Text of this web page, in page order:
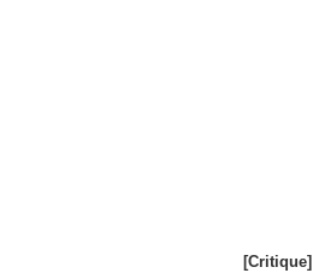
[Critique]